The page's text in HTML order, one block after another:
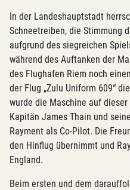
In der Landeshauptstadt
Schneetreiben, die Stimmung
aufgrund des siegreichen
während des Auftanken der
des Flughafen Riem noch
der Flug „Zulu Uniform 609“
wurde die Maschine auf
Kapitän James Thain und
Rayment als Co-Pilot. Die
den Hinflug übernimmt und
England.
Beim ersten und dem